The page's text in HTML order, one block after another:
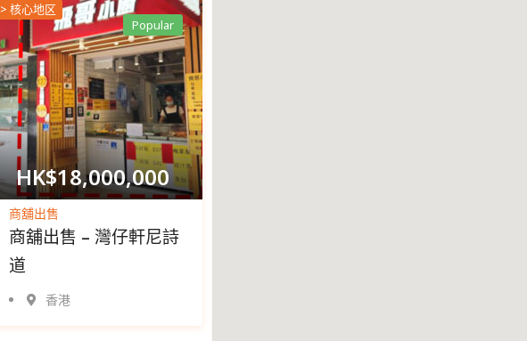
> 核心地区
HK$18,000,000
商舖出售
商舖出售 – 灣仔軒尼詩
道
Popular
香港